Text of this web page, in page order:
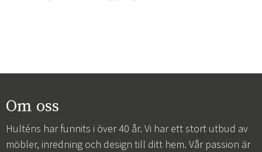
Om oss
Hulténs har funnits i över 40 år. Vi har ett stort utbud av
möbler, inredning och design till ditt hem. Vår passion är